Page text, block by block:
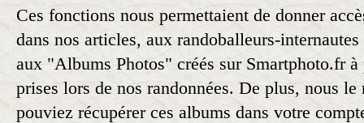
Ces fonctions nous permettaient de donner
dans nos articles, aux randoballeurs-
aux "Albums Photos" créés sur Smartphoto.fr à
prises lors de nos randonnées. De plus, nous le
pouviez récupérer ces albums dans votre